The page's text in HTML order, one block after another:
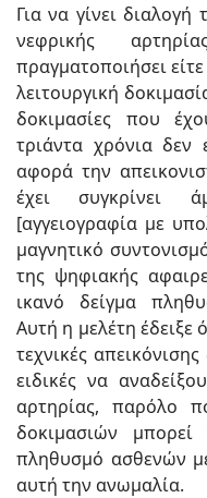
Για να γίνει
νεφρικής
πραγματοποιήσει
λειτουργική
δοκιμασίες που
τριάντα χρόνια δεν
αφορά την
έχει συγκρίνει
[αγγειογραφία με
μαγνητικό
της ψηφιακής
ικανό δείγμα
Αυτή η μελέτη έδειξε
τεχνικές
ειδικές να
αρτηρίας, παρόλο
δοκιμασιών μπορεί
πληθυσμό ασθενών
αυτή την ανωμαλία.